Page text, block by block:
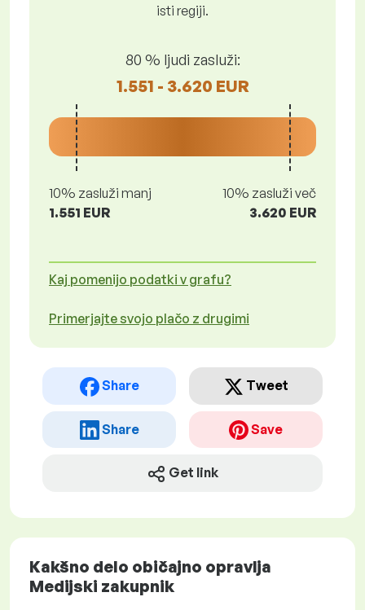
isti regiji.
80 % ljudi zasluži:
1.551 - 3.620 EUR
10% zasluži manj
1.551 EUR
10% zasluži več
3.620 EUR
Kaj pomenijo podatki v grafu?
Primerjajte svojo plačo z drugimi
Share Tweet
Share Save
Get link
Kakšno delo običajno opravlja
Medijski zakupnik